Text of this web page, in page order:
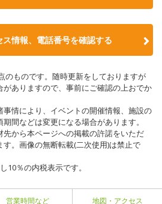
情報、電話番号を確認する
のものです。随時更新をしておりますが
ありますので、事前にご確認の上おでか
情により、イベントの開催情報、施設の
間などは変更になる場合があります。
から本ページへの掲載の許諾をいただ
。画像の無断転載(二次使用)は禁止で
10％の内税表示です。
営業時間など 地図・アクセス